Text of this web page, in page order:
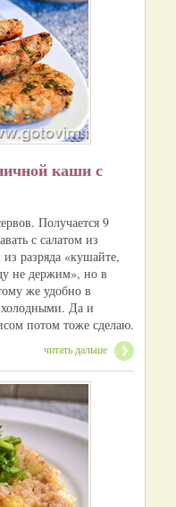
каши с
Получается 9
с салатом из
разряда «кушайте,
не держим», но в
же удобно в
холодными. Да и
потом тоже сделаю.
читать дальше